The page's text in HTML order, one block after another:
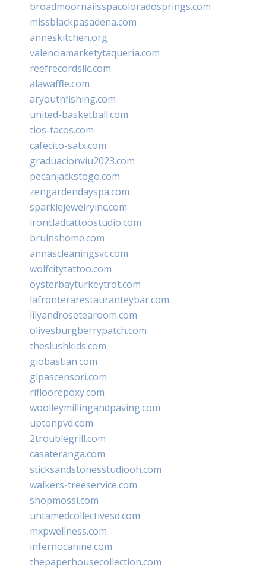
broadmoornailsspacoloradosprings.com
missblackpasadena.com
anneskitchen.org
valenciamarketytaqueria.com
reefrecordsllc.com
alawaffle.com
aryouthfishing.com
united-basketball.com
tios-tacos.com
cafecito-satx.com
graduacionviu2023.com
pecanjackstogo.com
zengardendayspa.com
sparklejewelryinc.com
ironcladtattoostudio.com
bruinshome.com
annascleaningsvc.com
wolfcitytattoo.com
oysterbayturkeytrot.com
lafronterarestauranteybar.com
lilyandrosetearoom.com
olivesburgberrypatch.com
theslushkids.com
giobastian.com
glpascensori.com
rifloorepoxy.com
woolleymillingandpaving.com
uptonpvd.com
2troublegrill.com
casateranga.com
sticksandstonesstudiooh.com
walkers-treeservice.com
shopmossi.com
untamedcollectivesd.com
mxpwellness.com
infernocanine.com
thepaperhousecollection.com